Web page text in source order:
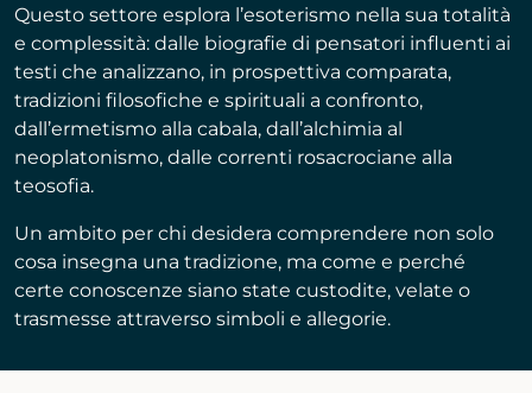
Questo settore esplora l’esoterismo nella sua totalità
e complessità: dalle biografie di pensatori influenti ai
testi che analizzano, in prospettiva comparata,
tradizioni filosofiche e spirituali a confronto,
dall’ermetismo alla cabala, dall’alchimia al
neoplatonismo, dalle correnti rosacrociane alla
teosofia.
Un ambito per chi desidera comprendere non solo
cosa insegna una tradizione, ma come e perché
certe conoscenze siano state custodite, velate o
trasmesse attraverso simboli e allegorie.